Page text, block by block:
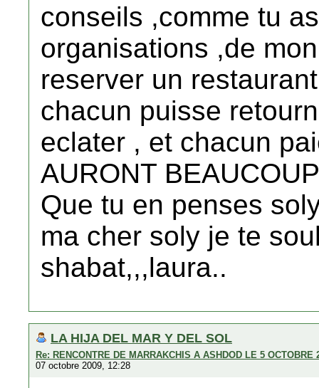
conseils ,comme tu
organisations ,de
reserver un
chacun puisse
eclater , et chacun
AURONT
Que tu en penses
ma cher soly je te
shabat,,,laura..
LA HIJA DEL MAR Y DEL SOL
Re: RENCONTRE DE MARRAKCHIS A ASHDOD LE 5 OCTOBRE
07 octobre 2009, 12:28